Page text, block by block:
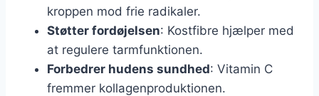
kroppen mod frie radikaler.
Støtter fordøjelsen: Kostfibre hjælper med
at regulere tarmfunktionen.
Forbedrer hudens sundhed: Vitamin C
fremmer kollagenproduktionen.